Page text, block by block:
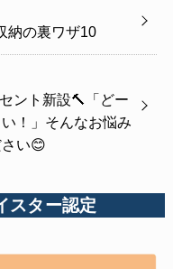
納の裏ワザ10
ント新設🔨「どー
！」そんなお悩み
い😊
スター認定